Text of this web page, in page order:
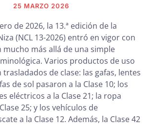
25 MARZO 2026
de 2026, la 13.ª edición de la
(NCL 13-2026) entró en vigor con
mucho más allá de una simple
Varios productos de uso
de clase: las gafas, lentes
de sol pasaron a la Clase 10; los
eléctricos a la Clase 21; la ropa
25; y los vehículos de
a la Clase 12. Además, la Clase 42